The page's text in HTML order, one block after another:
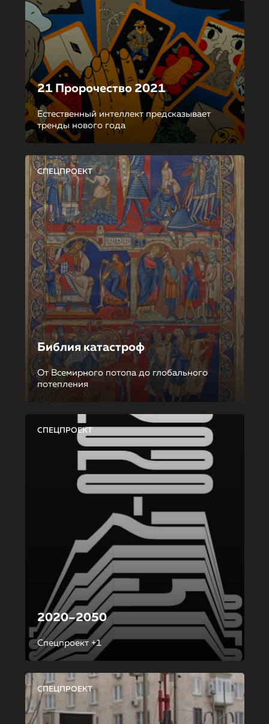
21 Пророчество 2021
Естественный интеллект предсказывает
тренды нового года
СПЕЦПРОЕКТ
Библия катастроф
От Всемирного потопа до глобального
потепления
СПЕЦПРОЕКТ
2020–2050
Спецпроект +1
СПЕЦПРОЕКТ